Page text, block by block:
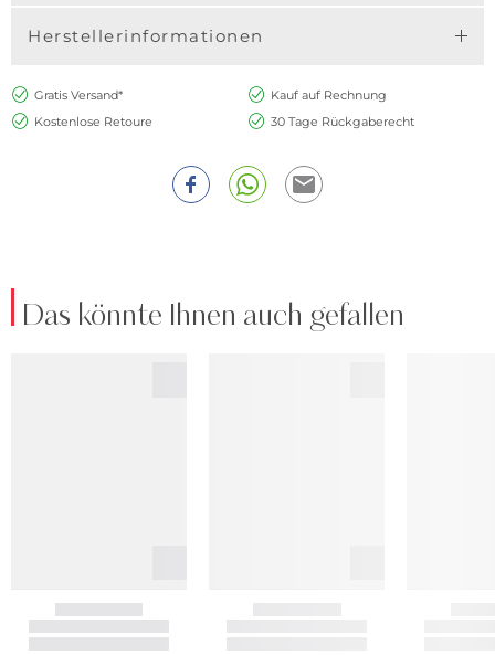
Herstellerinformationen
Gratis Versand*
Kauf auf Rechnung
Kostenlose Retoure
30 Tage Rückgaberecht
Das könnte Ihnen auch gefallen